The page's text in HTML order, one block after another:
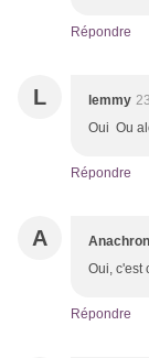
Répondre
L lemmy
Oui Ou
Répondre
A
Oui, c'est
Répondre